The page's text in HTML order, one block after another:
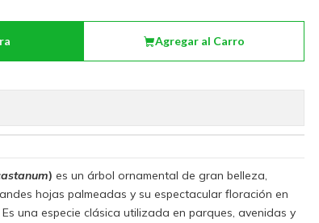
Agregar al Carro
) es un árbol ornamental de gran belleza,
hojas palmeadas y su espectacular floración en
una especie clásica utilizada en parques, avenidas y